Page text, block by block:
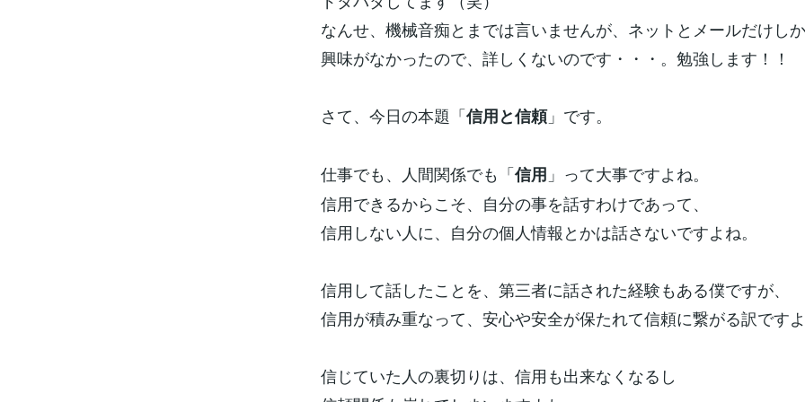
なんせ、機械音痴とまでは言いませんが、ネットとメールだけしか
興味がなかったので、詳しくないのです・・・。勉強します！！
さて、今日の本題「信用と信頼」です。
仕事でも、人間関係でも「信用 」って大事ですよね。
信用できるからこそ、自分の事を話すわけであって、
信用しない人に、自分の個人情報とかは話さないですよね。
信用して話したことを、第三者に話された経験もある僕ですが、
信用が積み重なって、安心や安全が保たれて信頼に繋がる訳ですよ
信じていた人の裏切りは、信用も出来なくなるし